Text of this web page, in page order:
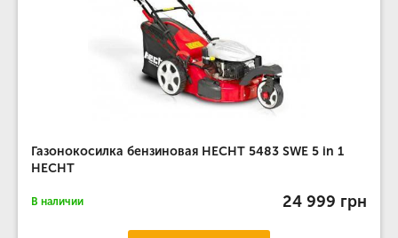
Газонокосилка бензиновая HECHT 5483 SWE 5 in 1
HECHT
В наличии 24 999 грн